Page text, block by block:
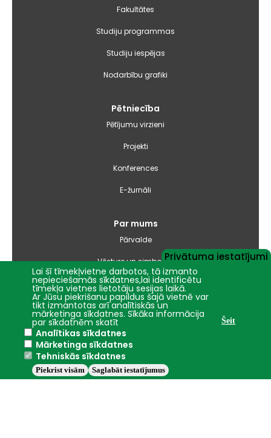
Fakultātes
Studiju programmas
Studiju iespējas
Nodarbību grafiki
Pētniecība
Pētījumu virzieni
Projekti
Konferences
E-žurnāli
Par mums
Pārvalde
Vēsture un simbolika
Studiju virzienu pārskati un pašnovērtējuma ziņojumi
Iepirkumi
Nāc studēt
Privātuma iestatījumi
Lai šī tīmekļvietne darbotos, tā izmanto
nepieciešamās sīkdatnes,lai identificētu
tīmekļa vietnes lietotāju sesijas laikā.
Ar Jūsu piekrišanu papildus šajā vietnē var
tikt izmantotas arī analītiskās un
mārketinga sīkdatnes. Sīkāka informācija
par sīkdatnēm skatīt Šeit
Analītikas sīkdatnes
Mārketinga sīkdatnes
Tehniskās sīkdatnes
Saglabāt iestatījumus
Piekrist visām